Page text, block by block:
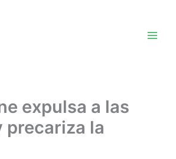
expulsa a las
precariza la